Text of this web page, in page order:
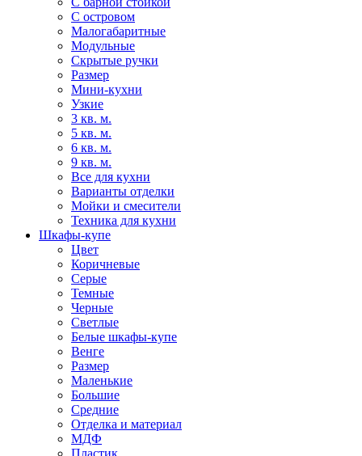
С островом
Малогабаритные
Модульные
Скрытые ручки
Размер
Мини-кухни
Узкие
3 кв. м.
5 кв. м.
6 кв. м.
9 кв. м.
Все для кухни
Варианты отделки
Мойки и смесители
Техника для кухни
Шкафы-купе
Цвет
Коричневые
Серые
Темные
Черные
Светлые
Белые шкафы-купе
Венге
Размер
Маленькие
Большие
Средние
Отделка и материал
МДФ
Пластик